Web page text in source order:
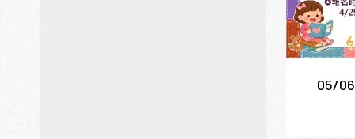
05/